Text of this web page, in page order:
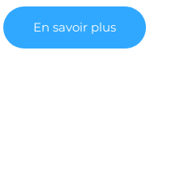
En savoir plus